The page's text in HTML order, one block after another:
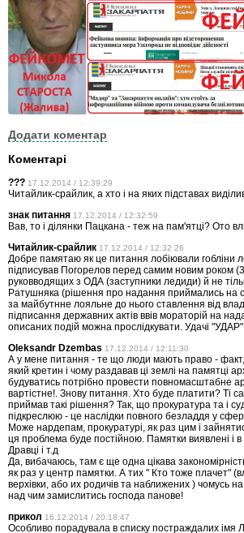
Додати коментар
Коментарі
??? 17.12.2014 / 12:39:29
Читайлик-срайлик, а хто і на яких підставах
знак питання 17.12.2014 / 12:32:59
Вав, то і ділянки Пацкана - теж на пам'ятці? Ото
Читайлик-срайлик 17.12.2014 / 12:32:26
Добре памятаю як це питання лобіювали гобліни
підписував Погорелов перед самим новим роком
руковводящих з ОДА (заступники ледиди) й не
Ратушняка (рішення про надання приймались на
за майбутнне лояльне до нього ставлення від
підписання державних актів ввів мораторій на
описаних подій можна прослідкувати. Удачі
Oleksandr Dzembas 17.12.2014 / 12:11:30
А у мене питання - те що люди мають право -
який кретин і чому раздавав ці землі на памятці
будуватись потрібно провести повномасштабне
вартістне!. Знову питання. Хто буде платити? Ті
приймав такі рішення? Так, що прокуратура та і
підкреслюю - це наслідки повного безладдя у
Може нардепам, прокуратурі, як раз цим і
ця проблема буде постійною. Памятки виявлені і
Дравці і т.д
Да, вибачаюсь, там є ще одна цікава
як раз у центр памятки. А тих " Кто тоже плачет"
верхівки, або их родичів та наближених ) чомусь на
над чим замислитись господа панове!
прикол 16.12.2014 / 20:18:47
Особливо порадувала в списку постраждалих імя